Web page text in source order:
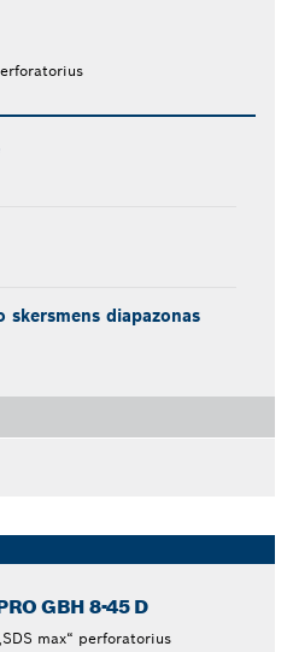
skersmens diapazonas
GBH 8-45 D
max“ perforatorius